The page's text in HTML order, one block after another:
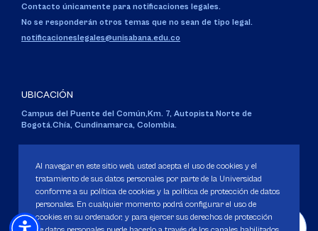
Contacto únicamente para notificaciones legales.
No se responderán otros temas que no sean de tipo legal.
notificacioneslegales@unisabana.edu.co
UBICACIÓN
Campus del Puente del Común,Km. 7, Autopista Norte de
Bogotá.Chía, Cundinamarca, Colombia.
Personería Jurídica:Resolución 130 del 14 de enero de 1980.
Ministerio de Educación Nacional.
Al navegar en este sitio web, usted acepta el uso de cookies y el
tratamiento de sus datos personales por parte de la Universidad
conforme a su política de cookies y la política de protección de datos
personales. En cualquier momento podrá configurar el uso de
cookies en su ordenador, y para ejercer sus derechos de protección